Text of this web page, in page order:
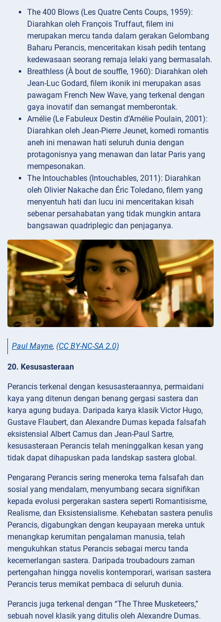
The 400 Blows (Les Quatre Cents Coups, 1959):
Diarahkan oleh François Truffaut, filem ini
merupakan mercu tanda dalam gerakan Gelombang
Baharu Perancis, menceritakan kisah pedih tentang
kedewasaan seorang remaja lelaki yang bermasalah.
Breathless (À bout de souffle, 1960): Diarahkan oleh
Jean-Luc Godard, filem ikonik ini merupakan asas
pawagam French New Wave, yang terkenal dengan
gaya inovatif dan semangat memberontak.
Amélie (Le Fabuleux Destin d’Amélie Poulain, 2001):
Diarahkan oleh Jean-Pierre Jeunet, komedi romantis
aneh ini menawan hati seluruh dunia dengan
protagonisnya yang menawan dan latar Paris yang
mempesonakan.
The Intouchables (Intouchables, 2011): Diarahkan
oleh Olivier Nakache dan Éric Toledano, filem yang
menyentuh hati dan lucu ini menceritakan kisah
sebenar persahabatan yang tidak mungkin antara
bangsawan quadriplegic dan penjaganya.
Paul Mayne, (CC BY-NC-SA 2.0)
20. Kesusasteraan
Perancis terkenal dengan kesusasteraannya, permaidani
kaya yang ditenun dengan benang gergasi sastera dan
karya agung budaya. Daripada karya klasik Victor Hugo,
Gustave Flaubert, dan Alexandre Dumas kepada falsafah
eksistensial Albert Camus dan Jean-Paul Sartre,
kesusasteraan Perancis telah meninggalkan kesan yang
tidak dapat dihapuskan pada landskap sastera global.
Pengarang Perancis sering meneroka tema falsafah dan
sosial yang mendalam, menyumbang secara signifikan
kepada evolusi pergerakan sastera seperti Romantisisme,
Realisme, dan Eksistensialisme. Kehebatan sastera penulis
Perancis, digabungkan dengan keupayaan mereka untuk
menangkap kerumitan pengalaman manusia, telah
mengukuhkan status Perancis sebagai mercu tanda
kecemerlangan sastera. Daripada troubadours zaman
pertengahan hingga novelis kontemporari, warisan sastera
Perancis terus memikat pembaca di seluruh dunia.
Perancis juga terkenal dengan “The Three Musketeers,”
sebuah novel klasik yang ditulis oleh Alexandre Dumas.